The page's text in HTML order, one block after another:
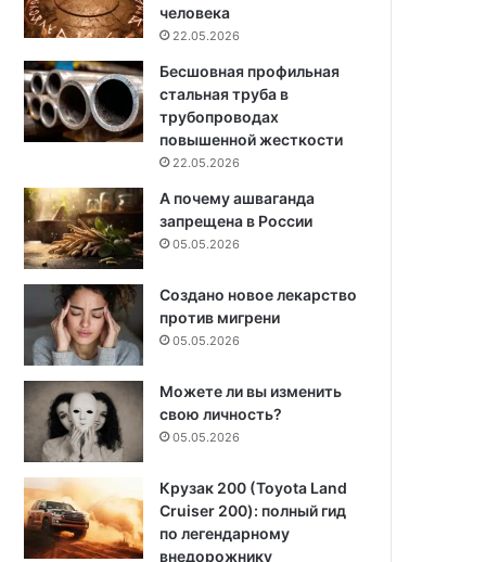
человека
22.05.2026
Бесшовная профильная
стальная труба в
трубопроводах
повышенной жесткости
22.05.2026
А почему ашваганда
запрещена в России
05.05.2026
Создано новое лекарство
против мигрени
05.05.2026
Можете ли вы изменить
свою личность?
05.05.2026
Крузак 200 (Toyota Land
Cruiser 200): полный гид
по легендарному
внедорожнику